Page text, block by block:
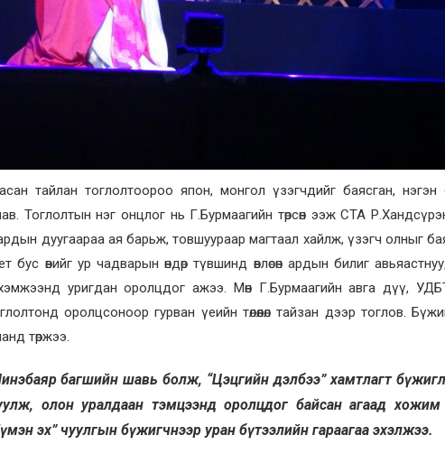
тайлан тоглолтоороо япон, монгол үзэгчдийг баясган, нэгэн
Тоглолтын нэг онцлог нь Г.Бурмаагийн төрсөн ээж СТА
дуугаараа ая барьж, товшуураар магтаал хайлж, үзэгч олныг
өвийг ур чадварын өндөр түвшинд өвлөсөн ардын билиг
уригдан оролцдог ажээ. Мөн Г.Бурмаагийн авга дүү,
оролцсоноор гурван үеийн төлөөлөл тайзан дээр тоглов.
төржээ.
багшийн шавь болж, “Цэцгийн дэлбээ” хамтлагт
олон уралдаан тэмцээнд оролцдог байсан агаад
эх” чуулгын бүжигчнээр уран бүтээлийн гараагаа эхэлжээ.